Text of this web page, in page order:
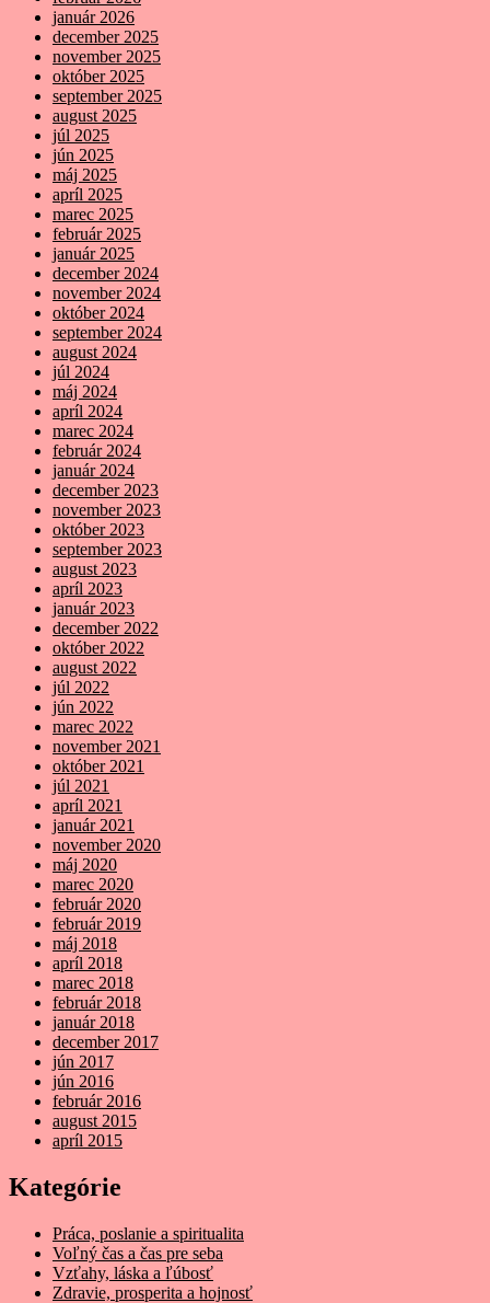
január 2026
december 2025
november 2025
október 2025
september 2025
august 2025
júl 2025
jún 2025
máj 2025
apríl 2025
marec 2025
február 2025
január 2025
december 2024
november 2024
október 2024
september 2024
august 2024
júl 2024
máj 2024
apríl 2024
marec 2024
február 2024
január 2024
december 2023
november 2023
október 2023
september 2023
august 2023
apríl 2023
január 2023
december 2022
október 2022
august 2022
júl 2022
jún 2022
marec 2022
november 2021
október 2021
júl 2021
apríl 2021
január 2021
november 2020
máj 2020
marec 2020
február 2020
február 2019
máj 2018
apríl 2018
marec 2018
február 2018
január 2018
december 2017
jún 2017
jún 2016
február 2016
august 2015
apríl 2015
Kategórie
Práca, poslanie a spiritualita
Voľný čas a čas pre seba
Vzťahy, láska a ľúbosť
Zdravie, prosperita a hojnosť